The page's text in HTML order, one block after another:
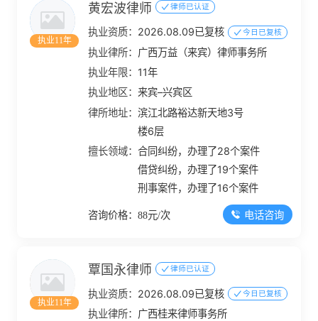
执业11年
黄宏波律师 律师已认证
执业资质： 2026.08.09已复核 今日已复核
执业律所： 广西万益（来宾）律师事务所
执业年限： 11年
执业地区：来宾–兴宾区
律所地址：滨江北路裕达新天地3号
楼6层
擅长领域：合同纠纷，办理了28个案件
借贷纠纷，办理了19个案件
刑事案件，办理了16个案件
咨询价格：88元/次 电话咨询
执业11年
覃国永律师 律师已认证
执业资质： 2026.08.09已复核 今日已复核
执业律所： 广西桂来律师事务所